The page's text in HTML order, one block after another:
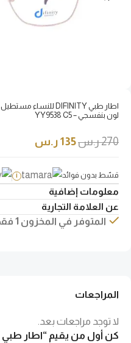
اطار طبي DIFINITY للنساء مستطيل
لون بنفسجي – YY9538 C5
270ر.س135 ر.س
قسّط بدون فوائد i
معلومات إضافية
عن العلامة التجارية
المتوفر في المخزون 1 فقط
المراجعات
لا توجد مراجعات بعد.